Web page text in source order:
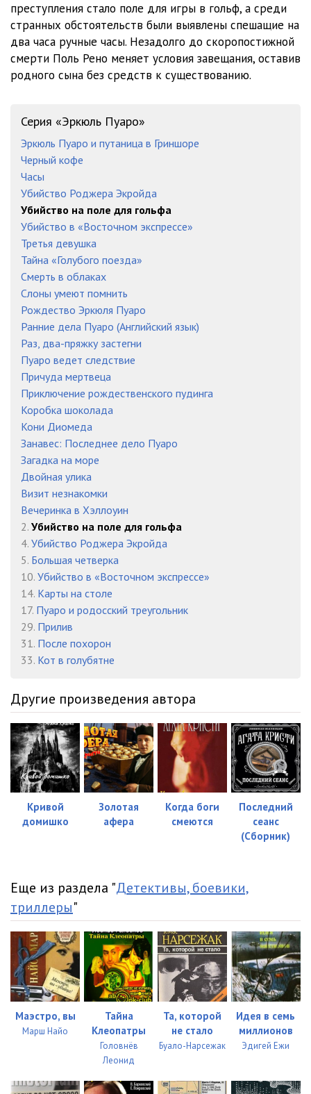
16_Delo_Beroldi 13:01
17_My_prodolzhaem_rassledovanie 15:21
18_Zhiro_deystvuet
20_Porazitelnoe_utverzhdenie
21_Erkyul_Puaro_vyskazyvaetsya
22_Ya_vstrechayu_lyubov
23_Zhiro_deystvuet
24_Spasite_ego!
25_Neozhidannaya_razvyazka
26_Ya_poluchayu_pismo
27_Rasskaz_Zhaka_Reno
28_Konets_poezdki
преступления стало поле для игры в гольф, а среди
странных обстоятельств были выявлены спешащие на
два часа ручные часы. Незадолго до скоропостижной
смерти Поль Рено меняет условия завещания, оставив
родного сына без средств к существованию.
Серия «Эркюль Пуаро»
Эркюль Пуаро и путаница в Гриншоре
Черный кофе
Часы
Убийство Роджера Экройда
Убийство на поле для гольфа
Убийство в «Восточном экспрессе»
Третья девушка
Тайна «Голубого поезда»
Смерть в облаках
Слоны умеют помнить
Рождество Эркюля Пуаро
Ранние дела Пуаро (Английский язык)
Раз, два-пряжку застегни
Пуаро ведет следствие
Причуда мертвеца
Приключение рождественского пудинга
Коробка шоколада
Кони Диомеда
Занавес: Последнее дело Пуаро
Загадка на море
Двойная улика
Визит незнакомки
Вечеринка в Хэллоуин
2. Убийство на поле для гольфа
4. Убийство Роджера Экройда
5. Большая четверка
10. Убийство в «Восточном экспрессе»
14. Карты на столе
17. Пуаро и родосский треугольник
29. Прилив
31. После похорон
33. Кот в голубятне
Другие произведения автора
Кривой
домишко
Золотая
афера
Когда боги
смеются
Последний
сеанс
(Сборник)
Еще из раздела "Детективы, боевики,
триллеры"
Маэстро, вы
Марш Найо
Тайна
Клеопатры
Головнёв
Леонид
Та, которой
не стало
Буало-Нарсежак
Идея в семь
миллионов
Эдигей Ежи